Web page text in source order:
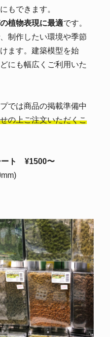
もできます。
植物表現に最適です。
制作したい環境や季節
ます。建築模型を始
にも幅広くご利用いた
では商品の掲載準備中
の上ご注文いただくこ
ト ¥1500〜